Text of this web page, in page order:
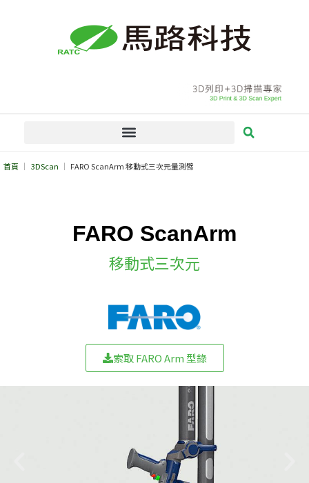
首頁 3DScan FARO ScanArm 移動式三次元量測臂
FARO ScanArm
移動式三次元
索取 FARO Arm 型錄